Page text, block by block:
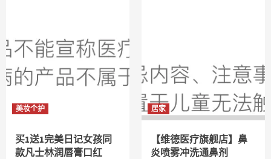
美妆个护
买1送1完美日记女孩同
款凡士林润唇膏口红
居家
【维德医疗旗舰店】鼻
炎喷雾冲洗通鼻剂